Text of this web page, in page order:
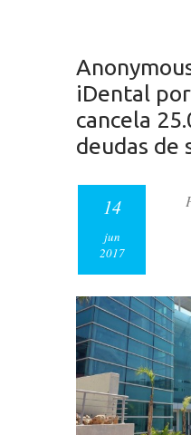
Anonymous
iDental
cancela
deudas de
14
jun
2017